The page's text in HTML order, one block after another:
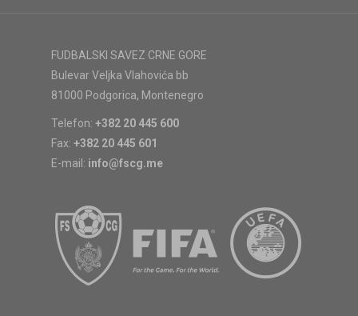
FUDBALSKI SAVEZ CRNE GORE
Bulevar Veljka Vlahovića bb
81000 Podgorica, Montenegro
Telefon: +382 20 445 600
Fax: +382 20 445 601
E-mail: info@fscg.me